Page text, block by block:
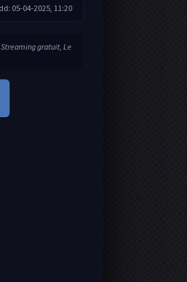
05-04-2025, 11:20
gratuit, Le